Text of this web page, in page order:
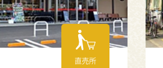
直売所